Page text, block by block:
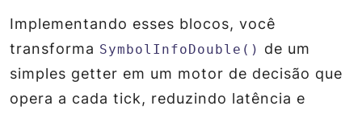
Implementando esses blocos, você
transforma SymbolInfoDouble() de um
simples getter em um motor de decisão que
opera a cada tick, reduzindo latência e